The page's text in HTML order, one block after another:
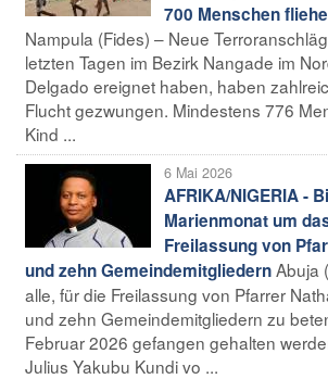
700 Menschen
Nampula (Fides) – Neue
letzten Tagen im Bezirk Nangade im
Delgado ereignet haben, haben
Flucht gezwungen. Mindestens 776
Kind ...
6 Mai 2026
AFRIKA/NIGERIA -
Marienmonat um
Freilassung von
und zehn GemeindemitgliedernAbuja
alle, für die Freilassung von Pfarrer
und zehn Gemeindemitgliedern zu
Februar 2026 gefangen gehalten
Julius Yakubu Kundi vo ...